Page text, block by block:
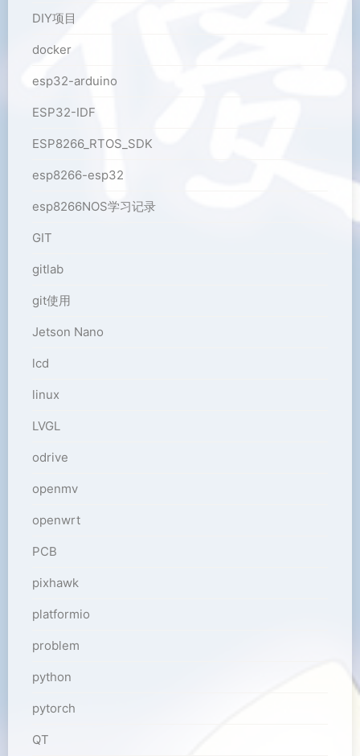
DIY项目
docker
esp32-arduino
ESP32-IDF
ESP8266_RTOS_SDK
esp8266-esp32
esp8266NOS学习记录
GIT
gitlab
git使用
Jetson Nano
lcd
linux
LVGL
odrive
openmv
openwrt
PCB
pixhawk
platformio
problem
python
pytorch
QT